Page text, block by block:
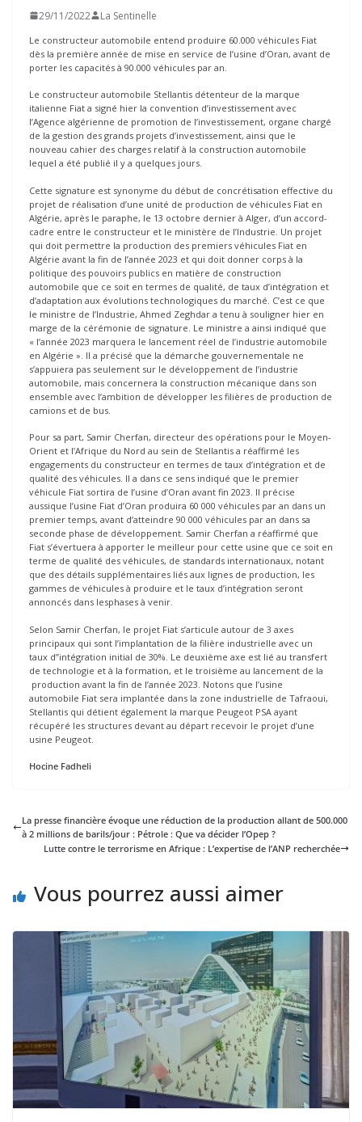
29/11/2022 La Sentinelle
Le constructeur automobile entend produire 60.000 véhicules Fiat
dès la première année de mise en service de l’usine d’Oran, avant de
porter les capacités à 90.000 véhicules par an.
Le constructeur automobile Stellantis détenteur de la marque
italienne Fiat a signé hier la convention d’investissement avec
l’Agence algérienne de promotion de l’investissement, organe chargé
de la gestion des grands projets d’investissement, ainsi que le
nouveau cahier des charges relatif à la construction automobile
lequel a été publié il y a quelques jours.
Cette signature est synonyme du début de concrétisation effective du
projet de réalisation d’une unité de production de véhicules Fiat en
Algérie, après le paraphe, le 13 octobre dernier à Alger, d’un accord-
cadre entre le constructeur et le ministère de l’Industrie. Un projet
qui doit permettre la production des premiers véhicules Fiat en
Algérie avant la fin de l’année 2023 et qui doit donner corps à la
politique des pouvoirs publics en matière de construction
automobile que ce soit en termes de qualité, de taux d’intégration et
d’adaptation aux évolutions technologiques du marché. C’est ce que
le ministre de l’Industrie, Ahmed Zeghdar a tenu à souligner hier en
marge de la cérémonie de signature. Le ministre a ainsi indiqué que
« l’année 2023 marquera le lancement réel de l’industrie automobile
en Algérie ». Il a précisé que la démarche gouvernementale ne
s’appuiera pas seulement sur le développement de l’industrie
automobile, mais concernera la construction mécanique dans son
ensemble avec l’ambition de développer les filières de production de
camions et de bus.
Pour sa part, Samir Cherfan, directeur des opérations pour le Moyen-
Orient et l’Afrique du Nord au sein de Stellantis a réaffirmé les
engagements du constructeur en termes de taux d’intégration et de
qualité des véhicules. Il a dans ce sens indiqué que le premier
véhicule Fiat sortira de l’usine d’Oran avant fin 2023. Il précise
aussique l’usine Fiat d’Oran produira 60 000 véhicules par an dans un
premier temps, avant d’atteindre 90 000 véhicules par an dans sa
seconde phase de développement. Samir Cherfan a réaffirmé que
Fiat s’évertuera à apporter le meilleur pour cette usine que ce soit en
terme de qualité des véhicules, de standards internationaux, notant
que des détails supplémentaires liés aux lignes de production, les
gammes de véhicules à produire et le taux d’intégration seront
annoncés dans lesphases à venir.
Selon Samir Cherfan, le projet Fiat s’articule autour de 3 axes
principaux qui sont l’implantation de la filière industrielle avec un
taux d’’intégration initial de 30%. Le deuxième axe est lié au transfert
de technologie et à la formation, et le troisième au lancement de la
production avant la fin de l’année 2023. Notons que l’usine
automobile Fiat sera implantée dans la zone industrielle de Tafraoui,
Stellantis qui détient également la marque Peugeot PSA ayant
récupéré les structures devant au départ recevoir le projet d’une
usine Peugeot.
Hocine Fadheli
La presse financière évoque une réduction de la production allant de 500.000
à 2 millions de barils/jour : Pétrole : Que va décider l’Opep ?
Lutte contre le terrorisme en Afrique : L’expertise de l’ANP recherchée
Vous pourrez aussi aimer